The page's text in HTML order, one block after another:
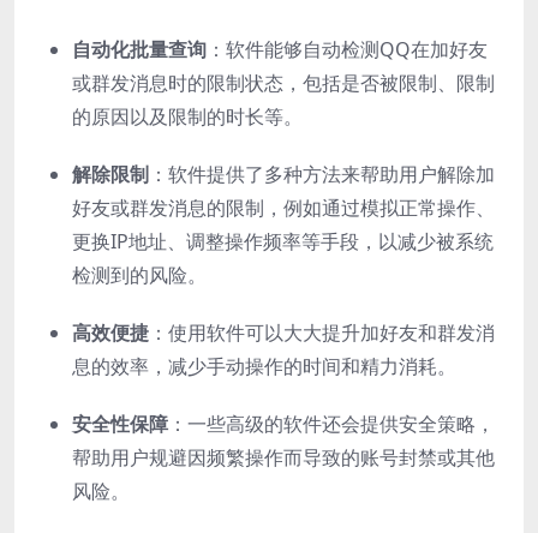
自动化批量查询 ：软件能够自动检测QQ在加好友
或群发消息时的限制状态，包括是否被限制、限制
的原因以及限制的时长等。
解除限制 ：软件提供了多种方法来帮助用户解除加
好友或群发消息的限制，例如通过模拟正常操作、
更换IP地址、调整操作频率等手段，以减少被系统
检测到的风险。
高效便捷 ：使用软件可以大大提升加好友和群发消
息的效率，减少手动操作的时间和精力消耗。
安全性保障 ：一些高级的软件还会提供安全策略，
帮助用户规避因频繁操作而导致的账号封禁或其他
风险。